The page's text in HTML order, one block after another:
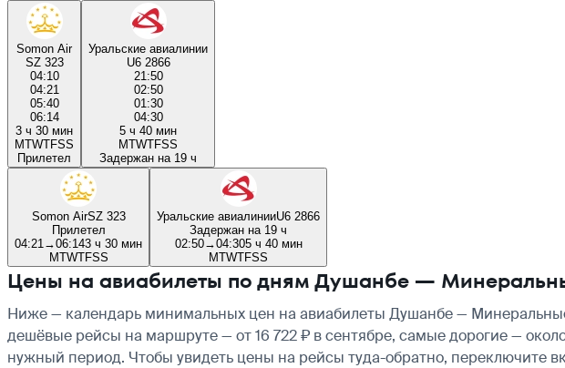
Somon Air
SZ 323
04:10
04:21
05:40
06:14
3 ч 30 мин
MTWTFSS
Прилетел
Уральские авиалинии
U6 2866
21:50
02:50
01:30
04:30
5 ч 40 мин
MTWTFSS
Задержан на 19 ч
Somon AirSZ 323
Прилетел
04:21 →06:143 ч 30 мин
MTWTFSS
Уральские авиалинииU6 2866
Задержан на 19 ч
02:50→04:305 ч 40 мин
MTWTFSS
Цены на авиабилеты по дням Душанбе —
Ниже — календарь минимальных цен на авиабилеты Душанбе —
дешёвые рейсы на маршруте — от 16 722 ₽ в сентябре, самые дорогие —
нужный период. Чтобы увидеть цены на рейсы туда-обратно, переключите